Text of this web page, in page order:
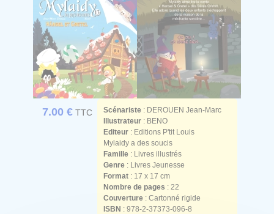
7.00 €TTC Scénariste: DEROUEN Jean-Marc
Illustrateur: BENO
Editeur: Editions P'tit Louis
Mylaidy a des soucis
Famille: Livres illustrés
Genre: Livres Jeunesse
Format: 17 x 17 cm
Nombre de pages : 22
Couverture: Cartonné rigide
ISBN : 978-2-37373-096-8